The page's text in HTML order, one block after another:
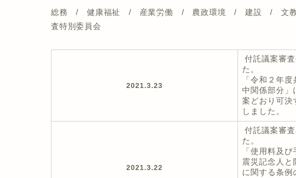
総務 / 健康福祉 / 産業労働 / 農政環境 / 建設 / 文教
査特別委員会
2021.3.23
付託議案審
た。
「令和２年
中関係部分」
案どおり可決
しました。
2021.3.22
付託議案審
た。
「使用料及
震災記念人と
に関する条例